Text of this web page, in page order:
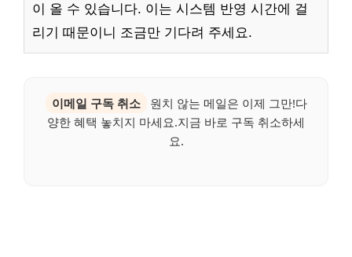
이 올 수 있습니다. 이는 시스템 반영 시간에 걸
리기 때문이니 조금만 기다려 주세요.
이메일 구독 취소
원치 않는 메일은 이제 그만!다
양한 혜택 놓치지 마세요.지금 바로 구독 취소하세
요.